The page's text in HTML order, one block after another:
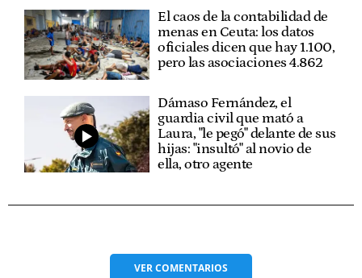
El caos de la contabilidad de
menas en Ceuta: los datos
oficiales dicen que hay 1.100,
pero las asociaciones 4.862
Dámaso Fernández, el
guardia civil que mató a
Laura, "le pegó" delante de sus
hijas: "insultó" al novio de
ella, otro agente
VERCOMENTARIOS